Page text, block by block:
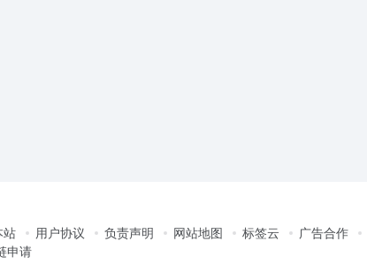
站 用户协议 负责声明 网站地图 标签云 广告合作
申请